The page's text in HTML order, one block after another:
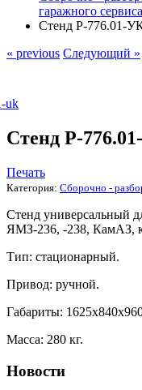
гаражного сервиса
Стенд Р-776.01-
« previous Следующий »
Стенд Р-
Печать
Категория: Сборочно -
Стенд универсальный
ЯМЗ-236, -238, КамАЗ,
Тип: стационарный.
Привод: ручной.
Габариты:
Масса: 280 кг.
Новости